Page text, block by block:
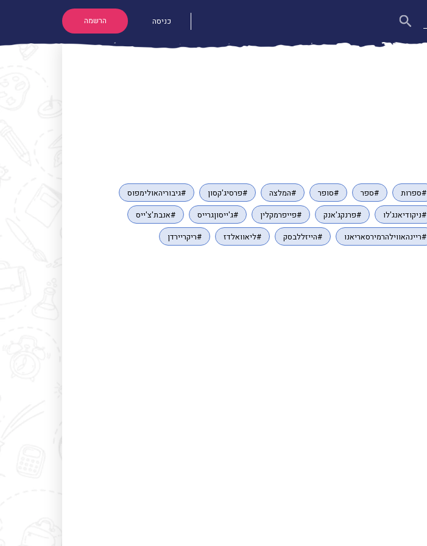
כניסה הרשמה
#ספרות #ספר #סופר #המלצה #פרסיג'קסון
#גיבוריהאולימפוס
#ניקודיאנג'לו
#פרנקג'אנק #פייפרמקלין #ג'ייסוןגרייס
#אנבת'צ'ייס
#ריינהאווילהרמירסאריאנו
#הייזללבסק #ליאוואלדז #ריקריירדן